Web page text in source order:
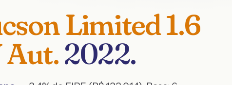
Limited 1.6
Aut.2022.